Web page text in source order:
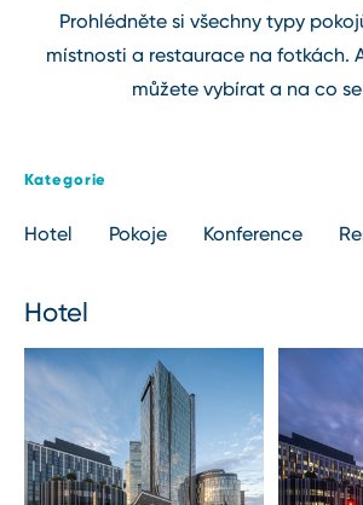
Prohlédněte si všechny typy
místnosti a restaurace na fotkách.
můžete vybírat a na co
Kategorie
Hotel Pokoje Konference
Hotel